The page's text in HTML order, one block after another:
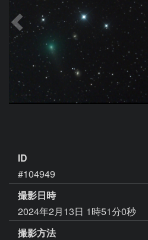
ID
#104949
撮影日時
2024年2月13日 1時51分0秒
撮影方法